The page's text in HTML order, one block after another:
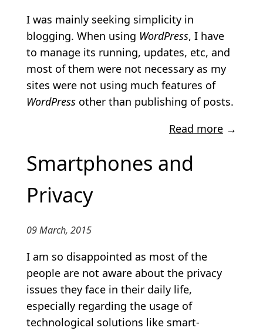
I was mainly seeking simplicity in
blogging. When using WordPress, I have
to manage its running, updates, etc, and
most of them were not necessary as my
sites were not using much features of
WordPress other than publishing of posts.
Read more →
Smartphones and
Privacy
09 March, 2015
I am so disappointed as most of the
people are not aware about the privacy
issues they face in their daily life,
especially regarding the usage of
technological solutions like smart-